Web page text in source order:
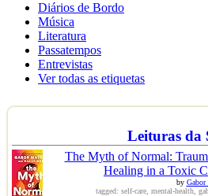
Diários de Bordo
Música
Literatura
Passatempos
Entrevistas
Ver todas as etiquetas
Leituras da
The Myth of Normal:
Healing in a Toxic
by Gabor
tagged: self-care, mental-health,